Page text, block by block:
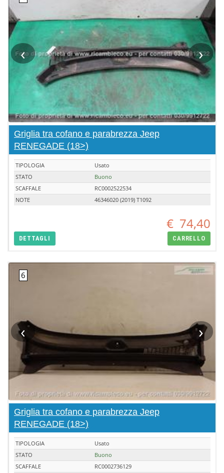
‹ ›
Griglia tra cofano e parabrezza Jeep
RENEGADE (18>)
TIPOLOGIA
Usato
STATO
Buono
SCAFFALE
RC0002522534
NOTE
46346020 (2019) T1092
€ 74,40
DETTAGLI CARRELLO
‹ ›
Griglia tra cofano e parabrezza Jeep
RENEGADE (18>)
TIPOLOGIA
Usato
STATO
Buono
SCAFFALE
RC0002736129